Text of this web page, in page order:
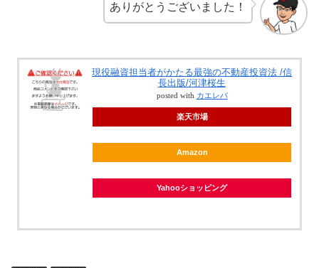
ありがとうございました！
現役融資担当者がかたる最強の不動産投資法 /信
長出版/河津桜生
posted with カエレバ
楽天市場
Amazon
Yahooショッピング